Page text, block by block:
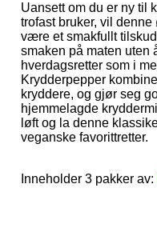
Uansett om du er ny til
trofast bruker, vil
være et smakfullt
smaken på maten uten
hverdagsretter som i
Krydderpepper
kryddere, og gjør seg
hjemmelagde
løft og la denne
veganske favorittretter.
Inneholder 3 pakker av: